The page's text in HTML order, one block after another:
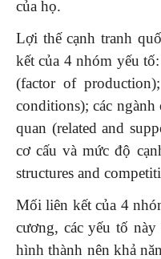
của họ.
Lợi thế cạnh tranh
kết của 4 nhóm yếu
(factor of
conditions); các
quan (related and
cơ cấu và mức độ
structures and
Mối liên kết của 4
cương, các yếu tố
hình thành nên khả